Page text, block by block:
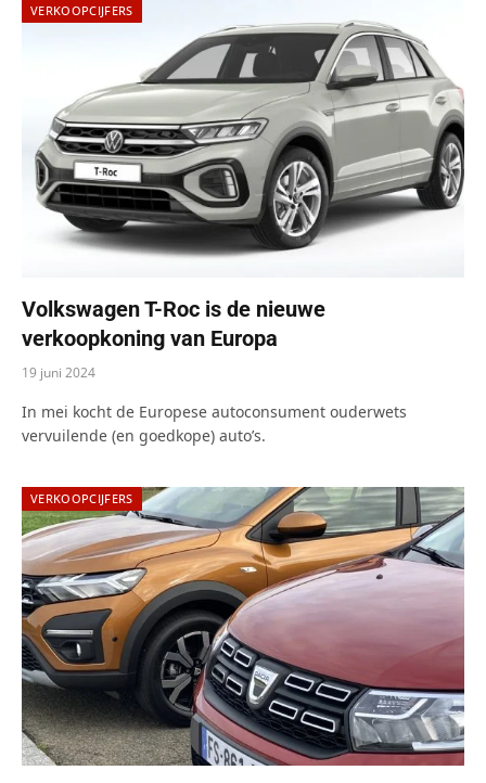
VERKOOPCIJFERS
Volkswagen T-Roc is de nieuwe
verkoopkoning van Europa
19 juni 2024
In mei kocht de Europese autoconsument ouderwets
vervuilende (en goedkope) auto’s.
VERKOOPCIJFERS